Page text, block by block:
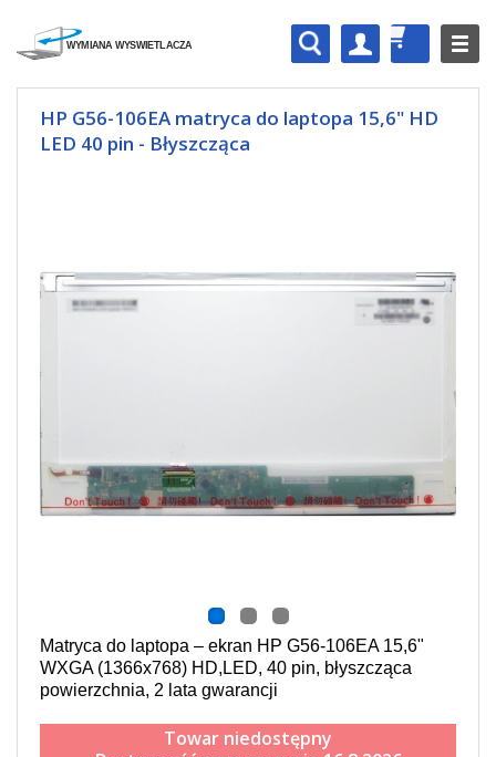
HP G56-106EA matryca do laptopa 15,6" HD
LED 40 pin - Błyszcząca
Matryca do laptopa – ekran HP G56-106EA 15,6"
WXGA (1366x768) HD,LED, 40 pin, błyszcząca
powierzchnia, 2 lata gwarancji
Towar niedostępny